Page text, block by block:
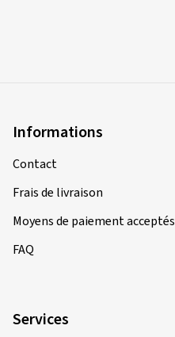
Informations
Contact
Frais de livraison
Moyens de paiement acceptés
FAQ
Services